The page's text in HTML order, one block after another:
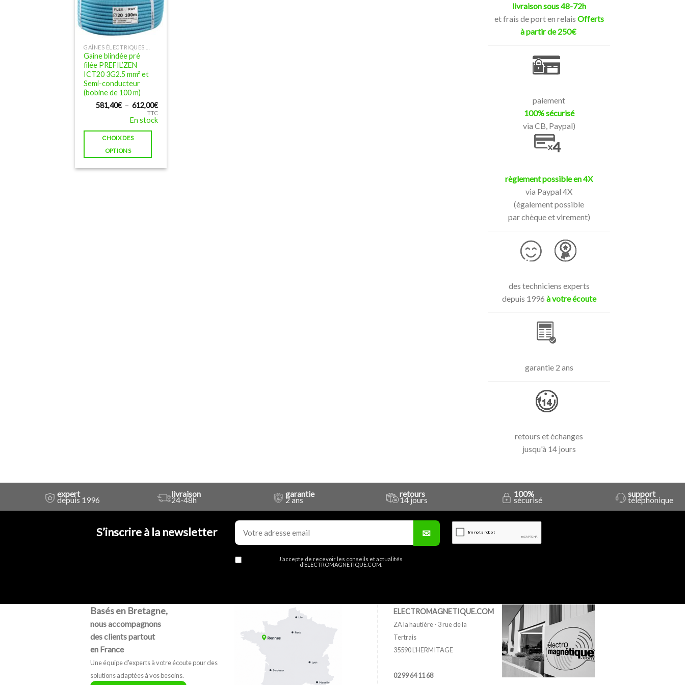
Gaine blindée pré
filée PREFIL’ZEN
ICT20 3G2.5 mm² et
Semi-conducteur
(bobine de 100 m)
581,40€ – 612,00€Plage
de
prix :
TTC
En stock
CHOIX DES
OPTIONS
Ce
produit
a
plusieurs
variations.
peuvent
choisies
sur
livraison sous 48-72h
et frais de port en relais Offerts
à partir de 250€
paiement
100% sécurisé
via CB, Paypal)
règlement possible en 4X
via Paypal 4X
(également possible
par chèque et virement)
des techniciens experts
depuis 1996 à votre écoute
garantie 2 ans
retours et échanges
jusqu'à 14 jours
expert
depuis 1996
livraison
24-48h
garantie
2 ans
retours
14 jours
100%
sécurisé
support
téléphonique
S’inscrire à la newsletter
J’accepte de recevoir les conseils et actualités
d’ELECTROMAGNETIQUE.COM.
Basés en Bretagne,
nous accompagnons
des clients partout
en France
Une équipe d'experts à votre écoute pour des
solutions adaptées à vos besoins.
ELECTROMAGNETIQUE.COM
ZA la hautière - 3 rue de la
Tertrais
35590 L'HERMITAGE
02 99 64 11 68